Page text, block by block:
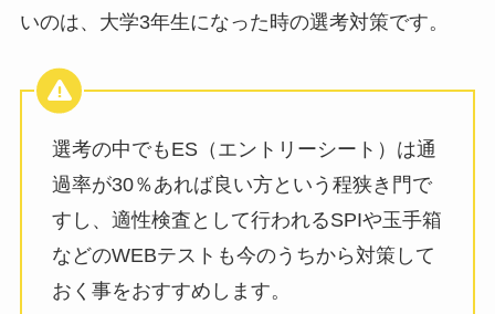
いのは、大学3年生になった時の選考対策です。
選考の中でもES（エントリーシート）は通
過率が30％あれば良い方という程狭き門で
すし、適性検査として行われるSPIや玉手箱
などのWEBテストも今のうちから対策して
おく事をおすすめします。